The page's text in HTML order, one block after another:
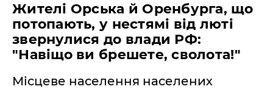
Жителі Орська й Оренбурга, що
потопають, у нестямі від люті
звернулися до влади РФ:
"Навіщо ви брешете, сволота!"
Місцеве населення населених